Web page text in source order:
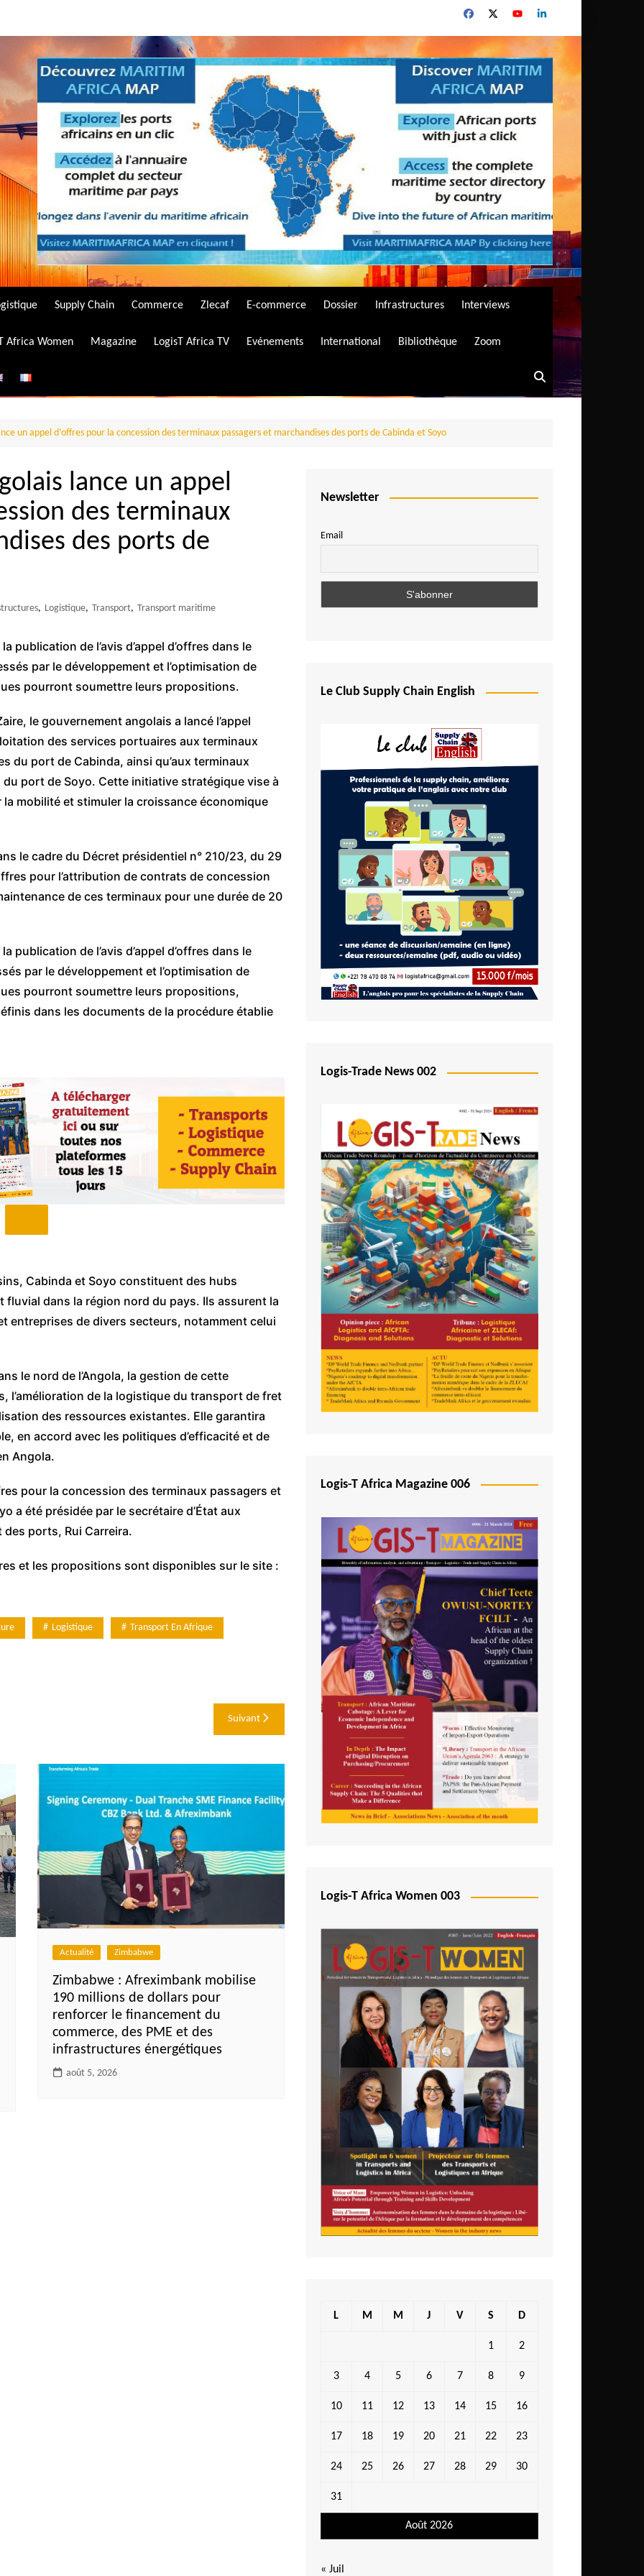
Supply Chain Commerce Zlecaf E-commerce Dossier Infrastructures Interviews
Africa Women Magazine LogisT Africa TV Evénements International Bibliothèque Zoom
du
un appel d’offres pour la concession des terminaux passagers et marchandises des ports de Cabinda et Soyo
lance un appel
des terminaux
des ports de
, Logistique, Transport, Transport maritime
publication de l’avis d’appel d’offres dans le
par le développement et l’optimisation de
pourront soumettre leurs propositions.
le gouvernement angolais a lancé l’appel
des services portuaires aux terminaux
du port de Cabinda, ainsi qu’aux terminaux
port de Soyo. Cette initiative stratégique vise à
mobilité et stimuler la croissance économique
le cadre du Décret présidentiel n° 210/23, du 29
pour l’attribution de contrats de concession
de ces terminaux pour une durée de 20
publication de l’avis d’appel d’offres dans le
par le développement et l’optimisation de
pourront soumettre leurs propositions,
dans les documents de la procédure établie
Cabinda et Soyo constituent des hubs
dans la région nord du pays. Ils assurent la
entreprises de divers secteurs, notamment celui
le nord de l’Angola, la gestion de cette
l’amélioration de la logistique du transport de fret
des ressources existantes. Elle garantira
en accord avec les politiques d’efficacité et de
Angola.
pour la concession des terminaux passagers et
a été présidée par le secrétaire d’État aux
des ports, Rui Carreira.
et les propositions sont disponibles sur le site :
Logistique Transport En Afrique
Suivant
Actualité Zimbabwe
Zimbabwe : Afreximbank mobilise
190 millions de dollars pour
renforcer le financement du
commerce, des PME et des
infrastructures énergétiques
août 5, 2026
Newsletter
Email
Le Club Supply Chain English
Logis-Trade News 002
Logis-T Africa Magazine 006
Logis-T Africa Women 003
Août 2026
L M M J V S D
1 2
3 4 5 6 7 8 9
10 11 12 13 14 15 16
17 18 19 20 21 22 23
24 25 26 27 28 29 30
31
« Juil